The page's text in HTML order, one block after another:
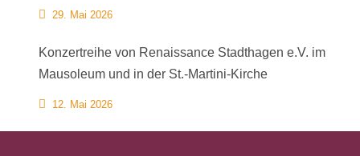
29. Mai 2026
Konzertreihe von Renaissance Stadthagen e.V. im
Mausoleum und in der St.-Martini-Kirche
12. Mai 2026